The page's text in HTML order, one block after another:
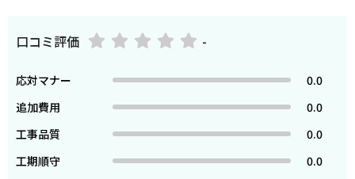
口コミ評価 -
応対マナー
0.0
追加費用
0.0
工事品質
0.0
工期順守
0.0